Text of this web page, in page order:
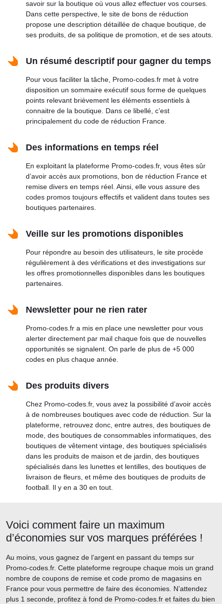
savoir sur la boutique où vous allez effectuer vos courses.
Dans cette perspective, le site de bons de réduction
propose une description détaillée de chaque boutique, de
ses produits, de sa politique de promotion, et de ses atouts.
Un résumé descriptif pour gagner du temps
Pour vous faciliter la tâche, Promo-codes.fr met à votre
disposition un sommaire exécutif sous forme de quelques
points relevant brièvement les éléments essentiels à
connaitre de la boutique. Dans ce libellé, c’est
principalement du code de réduction France.
Des informations en temps réel
En exploitant la plateforme Promo-codes.fr, vous êtes sûr
d’avoir accès aux promotions, bon de réduction France et
remise divers en temps réel. Ainsi, elle vous assure des
codes promos toujours effectifs et valident dans toutes ses
boutiques partenaires.
Veille sur les promotions disponibles
Pour répondre au besoin des utilisateurs, le site procède
régulièrement à des vérifications et des investigations sur
les offres promotionnelles disponibles dans les boutiques
partenaires.
Newsletter pour ne rien rater
Promo-codes.fr a mis en place une newsletter pour vous
alerter directement par mail chaque fois que de nouvelles
opportunités se signalent. On parle de plus de +5 000
codes en plus chaque année.
Des produits divers
Chez Promo-codes.fr, vous avez la possibilité d’avoir accès
à de nombreuses boutiques avec code de réduction. Sur la
plateforme, retrouvez donc, entre autres, des boutiques de
mode, des boutiques de consommables informatiques, des
boutiques de vêtement vintage, des boutiques spécialisés
dans les produits de maison et de jardin, des boutiques
spécialisés dans les lunettes et lentilles, des boutiques de
livraison de fleurs, et même des boutiques de produits de
football. Il y en a 30 en tout.
Voici comment faire un maximum
d’économies sur vos marques préférées !
Au moins, vous gagnez de l’argent en passant du temps sur
Promo-codes.fr. Cette plateforme regroupe chaque mois un grand
nombre de coupons de remise et code promo de magasins en
France pour vous permettre de faire des économies. N’attendez
plus 1 seconde, profitez à fond de Promo-codes.fr et faites du bien